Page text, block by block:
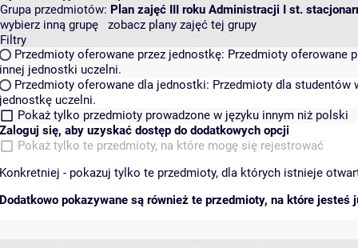
Grupa przedmiotów: Plan zajęć III roku Administracji I st.
wybierz inną grupę
zobacz plany zajęć tej grupy
Filtry
Przedmioty oferowane przez jednostkę: Przedmioty oferowane
innej jednostki uczelni.
Przedmioty oferowane dla jednostki: Przedmioty dla studentów
jednostkę uczelni.
Pokaż tylko przedmioty prowadzone w języku innym niż polski
Zaloguj się, aby uzyskać dostęp do dodatkowych opcji
Pokaż tylko te przedmioty, na które mogę się rejestrować
Konkretniej - pokazuj tylko te przedmioty, dla których istnieje
Dodatkowo pokazywane są również te przedmioty, na które jesteś